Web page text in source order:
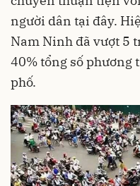
người dân tại đây.
Nam Ninh đã vượt 5
40% tổng số phương
phố.